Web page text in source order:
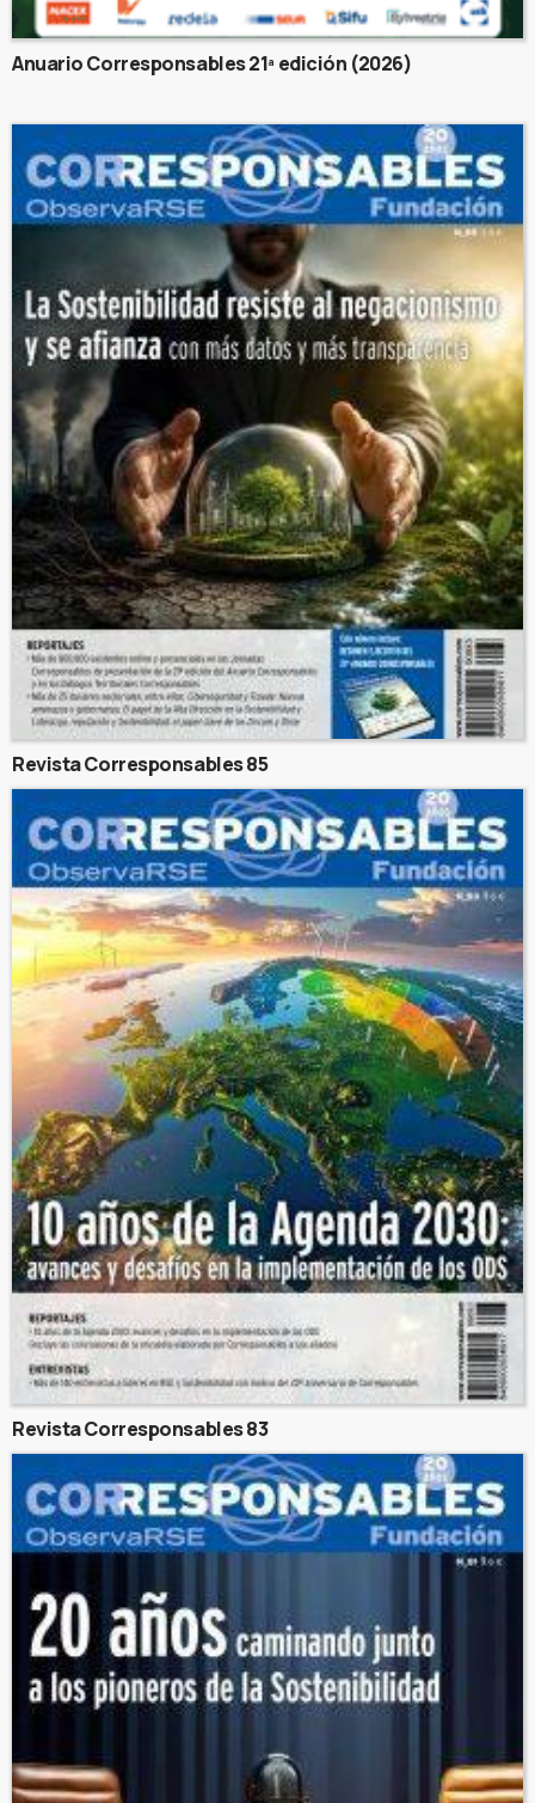
Anuario Corresponsables 21ª edición (2026)
Revista Corresponsables 85
Revista Corresponsables 83